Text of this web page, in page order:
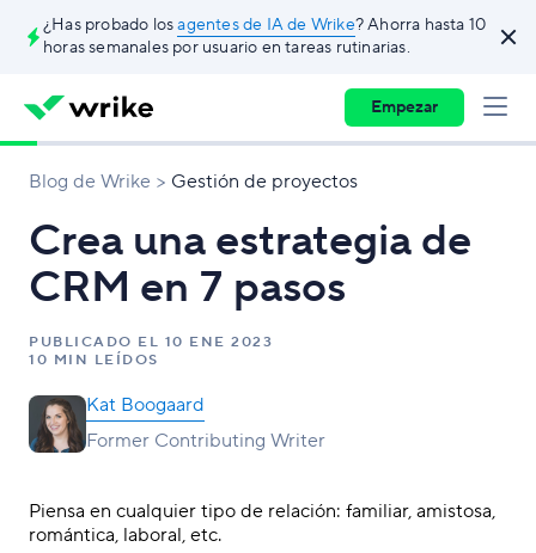
¿Has probado losagentes de IA de Wrike? Ahorra hasta 10
horas semanales por usuario en tareas rutinarias.
Empezar
Blog de Wrike Gestión de proyectos
Crea una estrategia de
CRM en 7 pasos
PUBLICADO EL 10 ENE 2023
10 MIN LEÍDOS
Kat Boogaard
Former Contributing Writer
Piensa en cualquier tipo de relación: familiar, amistosa,
romántica, laboral, etc.